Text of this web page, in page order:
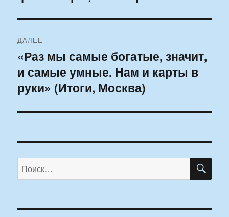
ДАЛЕЕ
Следующая
запись:
«Раз мы самые богатые, значит,
и самые умные. Нам и карты в
руки» (Итоги, Москва)
Искать: